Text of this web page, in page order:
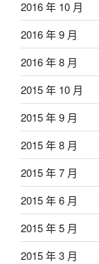
2016 年 10 月
2016 年 9 月
2016 年 8 月
2015 年 10 月
2015 年 9 月
2015 年 8 月
2015 年 7 月
2015 年 6 月
2015 年 5 月
2015 年 3 月